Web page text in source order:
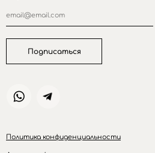
Политика конфиденциальности
Подписаться